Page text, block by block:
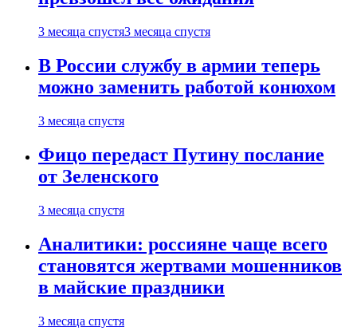
3 месяца спустя3 месяца спустя
В России службу в армии теперь
можно заменить работой конюхом
3 месяца спустя
Фицо передаст Путину послание
от Зеленского
3 месяца спустя
Аналитики: россияне чаще всего
становятся жертвами мошенников
в майские праздники
3 месяца спустя